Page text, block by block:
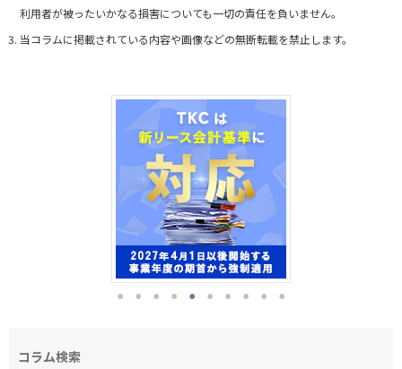
利用者が被ったいかなる損害についても一切の責任を負いません。
当コラムに掲載されている内容や画像などの無断転載を禁止します。
コラム検索